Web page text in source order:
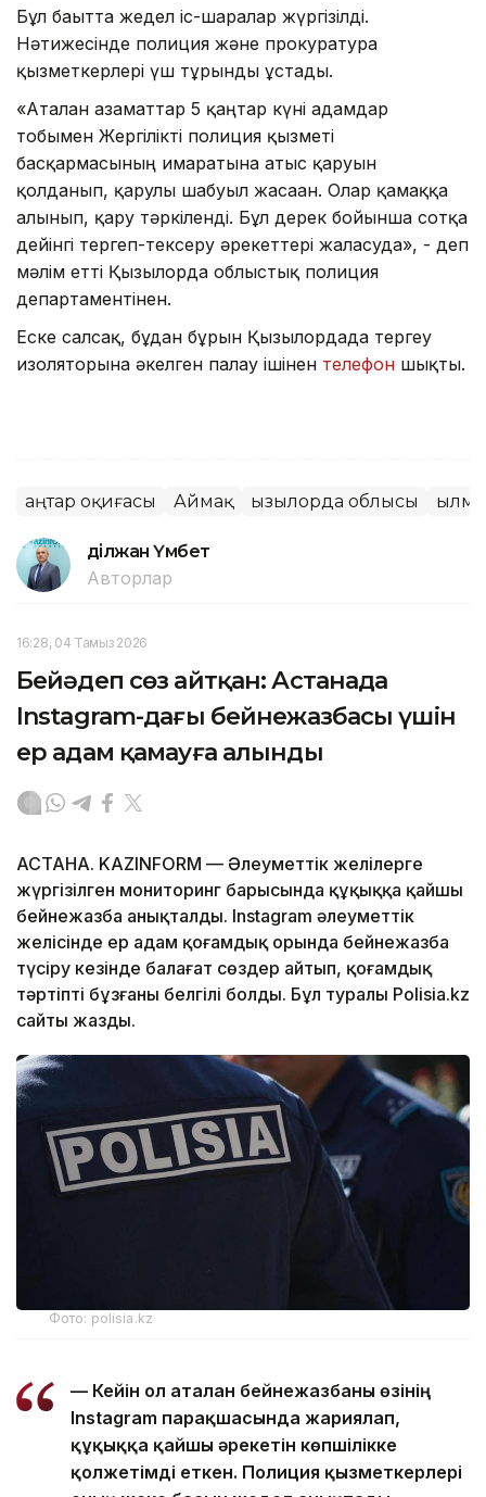
Бұл бағытта жедел іс-шаралар жүргізілді.
Нәтижесінде полиция және прокуратура
қызметкерлері үш тұрғынды ұстады.
«Аталған азаматтар 5 қаңтар күні адамдар
тобымен Жергілікті полиция қызметі
басқармасының ғимаратына атыс қаруын
қолданып, қарулы шабуыл жасаған. Олар қамаққа
алынып, қару тәркіленді. Бұл дерек бойынша сотқа
дейінгі тергеп-тексеру әрекеттері жалғасуда», - деп
мәлім етті Қызылорда облыстық полиция
департаментінен.
Еске салсақ, бұдан бұрын Қызылордада тергеу
изоляторына әкелген палау ішінен телефон шықты.
Қаңтар оқиғасы Аймақ Қызылорда облысы
Әділжан Үмбет
Авторлар
16:28, 04 Тамыз 2026
Бейәдеп сөз айтқан: Астанада
Instagram-дағы бейнежазбасы үшін
ер адам қамауға алынды
АСТАНА. KAZINFORM — Әлеуметтік желілерге
жүргізілген мониторинг барысында құқыққа қайшы
бейнежазба анықталды. Instagram әлеуметтік
желісінде ер адам қоғамдық орында бейнежазба
түсіру кезінде балағат сөздер айтып, қоғамдық
тәртіпті бұзғаны белгілі болды. Бұл туралы Polisia.kz
сайты жазды.
Фото: polisia.kz
— Кейін ол аталған бейнежазбаны өзінің
Instagram парақшасында жариялап,
құқыққа қайшы әрекетін көпшілікке
қолжетімді еткен. Полиция қызметкерлері